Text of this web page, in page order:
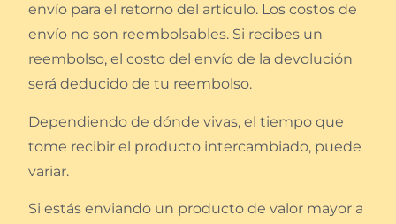
envío para el retorno del artículo. Los costos de
envío no son reembolsables. Si recibes un
reembolso, el costo del envío de la devolución
será deducido de tu reembolso.
Dependiendo de dónde vivas, el tiempo que
tome recibir el producto intercambiado, puede
variar.
Si estás enviando un producto de valor mayor a